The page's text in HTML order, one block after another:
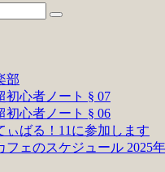
部
初心者ノート § 07
初心者ノート § 06
ぃばる！11に参加します
フェのスケジュール 2025年